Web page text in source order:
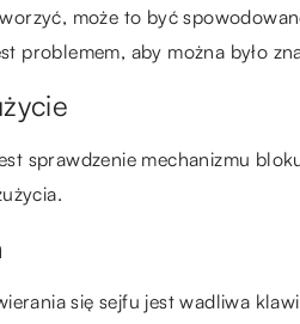
może to być
problemem, aby można było
sprawdzenie mechanizmu
się sejfu jest wadliwa